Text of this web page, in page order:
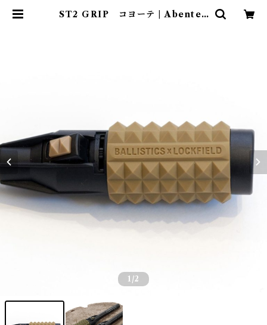
ST2 GRIP コヨーテ | Abenteu
1 /2